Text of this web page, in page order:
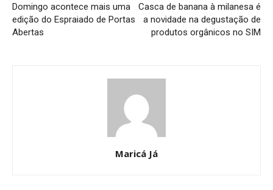
Domingo acontece mais uma
edição do Espraiado de Portas
Abertas
Casca de banana à milanesa é
a novidade na degustação de
produtos orgânicos no SIM
Maricá Já